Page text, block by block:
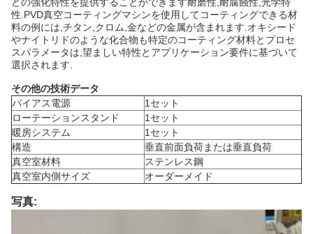
性.PVD真空コーティングマシンを使用してコーティングできる材
料の例には,チタン,クロム,金などの金属が含まれます.オキシード
やナイトリドのような化合物も特定のコーティング材料とプロセ
スパラメータは,望ましい特性とアプリケーション要件に基づいて
選択されます.
その他の技術データ
バイアス電源
1セット
ローテーションスタンド
1セット
暖房システム
1セット
構造
垂直前面負荷または垂直負荷
真空室材料
ステンレス鋼
真空室内側サイズ
オーダーメイド
写真: